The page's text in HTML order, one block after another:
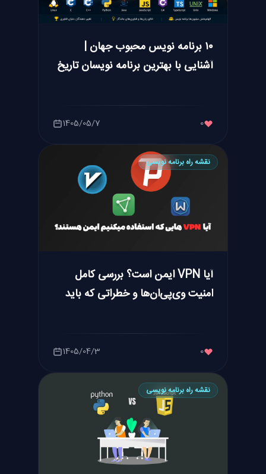
۱۰ برنامه نویس محبوب جهان |
آشنایی با بهترین برنامه نویسان تاریخ
1405/05/7 0
نقشه راه برنامه نویسی
آیا VPN ایمن است؟ بررسی کامل
امنیت وی‌پی‌ان‌ها و خطراتی که باید
1405/04/3 0
نقشه راه برنامه نویسی